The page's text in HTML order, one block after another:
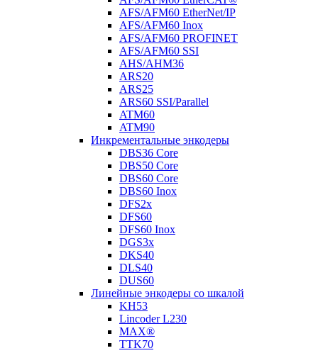
AFS/AFM60 EtherNet/IP
AFS/AFM60 Inox
AFS/AFM60 PROFINET
AFS/AFM60 SSI
AHS/AHM36
ARS20
ARS25
ARS60 SSI/Parallel
ATM60
ATM90
Инкрементальные энкодеры
DBS36 Core
DBS50 Core
DBS60 Core
DBS60 Inox
DFS2x
DFS60
DFS60 Inox
DGS3x
DKS40
DLS40
DUS60
Линейные энкодеры со шкалой
KH53
Lincoder L230
MAX®
TTK70